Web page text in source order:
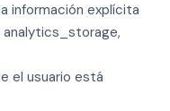
información explícita
analytics_storage,
el usuario está